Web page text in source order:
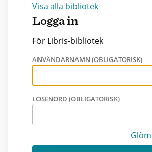
Visa alla bibliotek
Logga in
För Libris-bibliotek
ANVÄNDARNAMN (OBLIGATORISK)
LÖSENORD (OBLIGATORISK)